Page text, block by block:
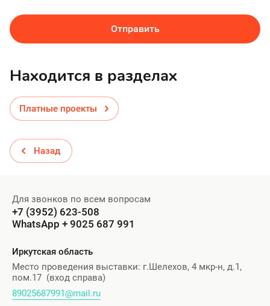
Отправить
Находится в разделах
Платные проекты
Назад
Для звонков по всем вопросам
+7 (3952) 623-508
WhatsApp + 9025 687 991
Иркутская область
Место проведения выставки: г.Шелехов, 4 мкр-н, д.1,
пом.17 (вход справа)
89025687991@mail.ru